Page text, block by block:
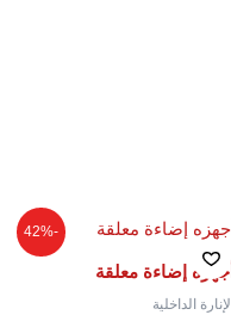
-42%
أجهزه إضاءة معلقة
الإنارة الداخلية
السعر
هو:
95,0 ر.ع..
السعر
هو: